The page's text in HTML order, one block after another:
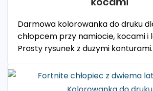
Darmowa kolorowanka do druku
chłopcem przy namiocie, kocami i
Prosty rysunek z dużymi